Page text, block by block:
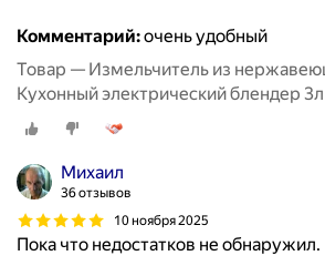
Комментарий:очень удобный
Товар — Измельчитель из
Кухонный электрический блендер 3л
Михаил
36 отзывов
10 ноября 2025
Пока что недостатков не обнаружил.